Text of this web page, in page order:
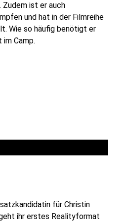
ist er auch
und hat in der Filmreihe
Wie so häufig benötigt er
Camp.
für Christin
ihr erstes Realityformat